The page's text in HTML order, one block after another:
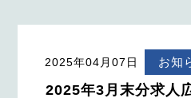
2025年04月07日 お知
2025年3月末分求人